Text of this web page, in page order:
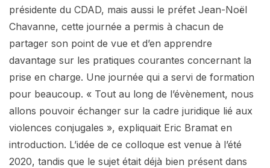
présidente du CDAD, mais aussi le préfet Jean-Noël
Chavanne, cette journée a permis à chacun de
partager son point de vue et d’en apprendre
davantage sur les pratiques courantes concernant la
prise en charge. Une journée qui a servi de formation
pour beaucoup. « Tout au long de l’évènement, nous
allons pouvoir échanger sur la cadre juridique lié aux
violences conjugales », expliquait Eric Bramat en
introduction. L’idée de ce colloque est venue à l’été
2020, tandis que le sujet était déjà bien présent dans